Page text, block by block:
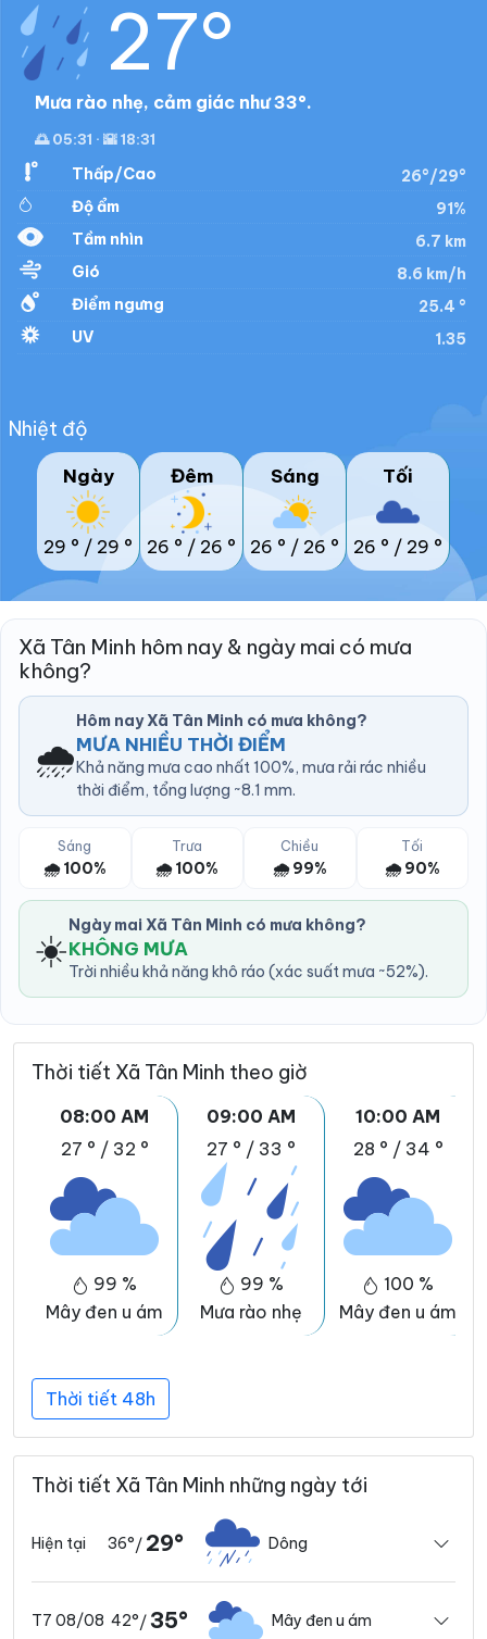
27°
Mưa rào nhẹ, cảm giác như 33°.
🌅 05:31 · 🌇 18:31
Thấp/Cao
26°/29°
Độ ẩm
91%
Tầm nhìn
6.7 km
Gió
8.6 km/h
Điểm ngưng
25.4 °
UV
1.35
Nhiệt độ
Ngày
29 ° / 29 °
Đêm
26 ° / 26 °
Sáng
26 ° / 26 °
Tối
26 ° / 29 °
Xã Tân Minh hôm nay & ngày mai có mưa
không?
🌧️
Hôm nay Xã Tân Minh có mưa không?
MƯA NHIỀU THỜI ĐIỂM
Khả năng mưa cao nhất 100%, mưa rải rác nhiều
thời điểm, tổng lượng ~8.1 mm.
Sáng
🌧️ 100%
Trưa
🌧️ 100%
Chiều
🌧️ 99%
Tối
🌧️ 90%
☀️ Ngày mai Xã Tân Minh có mưa không?
KHÔNG MƯA
Trời nhiều khả năng khô ráo (xác suất mưa ~52%).
Thời tiết Xã Tân Minh theo giờ
08:00 AM
27 ° / 32 °
99 %
Mây đen u ám
09:00 AM
27 ° / 33 °
99 %
Mưa rào nhẹ
10:00 AM
28 ° / 34 °
100 %
Mây đen u ám
Thời tiết 48h
Thời tiết Xã Tân Minh những ngày tới
Hiện tại 36°/ 29° Dông
T7 08/08 42°/ 35° Mây đen u ám